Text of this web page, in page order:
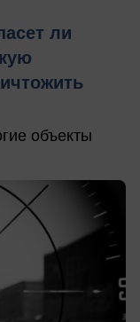
ли
объекты